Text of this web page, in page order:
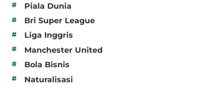
# Piala Dunia
# Bri Super League
# Liga Inggris
# Manchester United
# Bola Bisnis
# Naturalisasi